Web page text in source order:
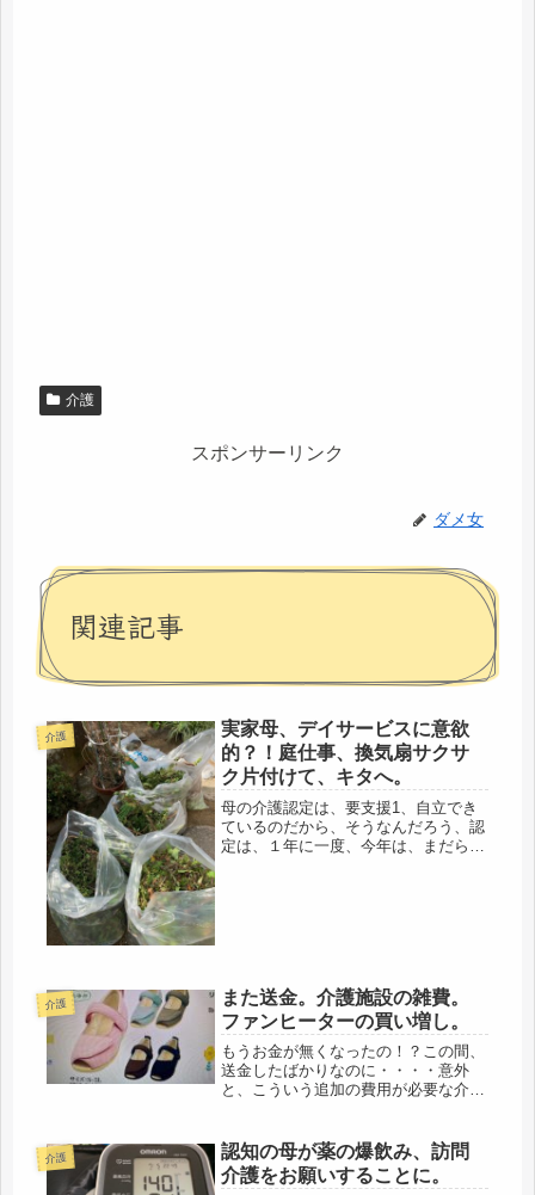
介護
スポンサーリンク
ダメ女
関連記事
介護
実家母、デイサービスに意欲
的？！庭仕事、換気扇サクサ
ク片付けて、キタへ。
母の介護認定は、要支援1、自立でき
ているのだから、そうなんだろう、認
定は、１年に一度、今年は、まだらし
介護
また送金。介護施設の雑費。
ファンヒーターの買い増し。
もうお金が無くなったの！？この間、
送金したばかりなのに・・・・意外
と、こういう追加の費用が必要な介護
連絡で、母の履いている室内履きがダ
メになってきたので、買い替えてよい
かの...
介護
認知の母が薬の爆飲み、訪問
介護をお願いすることに。